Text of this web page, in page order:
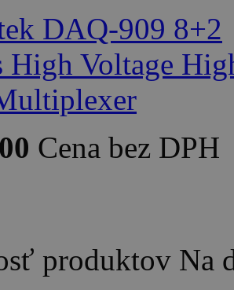
Cena bez DPH
produktov Na